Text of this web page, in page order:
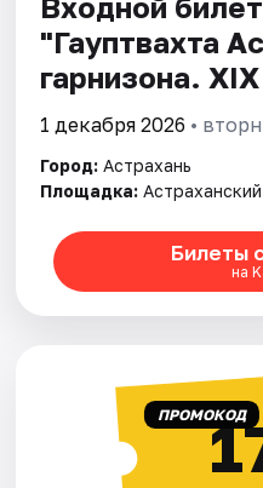
"Гауптвахта
гарнизона.
1 декабря 2026 •
Город: Астрахань
Площадка:
Билеты
на
ПРОМОКОД